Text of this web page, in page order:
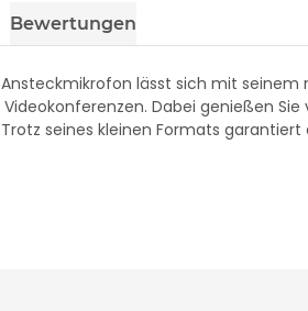
Bewertungen
Ansteckmikrofon lässt sich mit
Dabei genießen
seines kleinen Formats